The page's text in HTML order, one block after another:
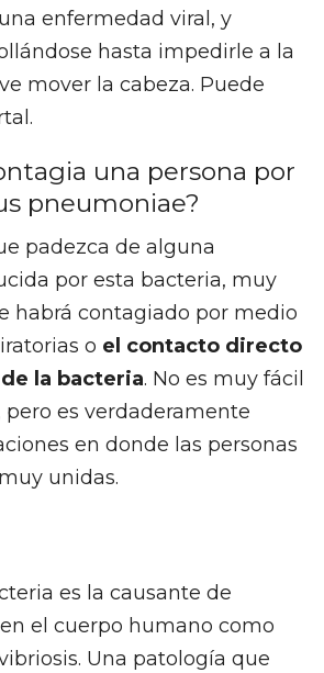
enfermedad viral, y
hasta impedirle a la
mover la cabeza. Puede
una persona por
pneumoniae?
padezca de alguna
por esta bacteria, muy
habrá contagiado por medio
o el contacto directo
la bacteria. No es muy fácil
es verdaderamente
en donde las personas
unidas.
es la causante de
el cuerpo humano como
Una patología que